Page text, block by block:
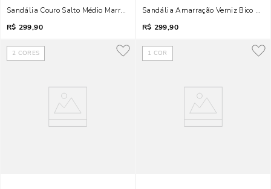
Sandália Couro Salto Médio Marrom Tiras Cruzadas
R$ 299,90
Sandália Amarração Verniz Bico
R$ 299,90
2 CORES 1 COR